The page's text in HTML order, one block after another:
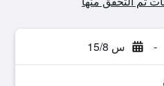
- س 15/8